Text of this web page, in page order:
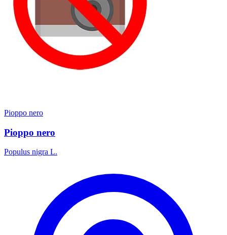
Pioppo nero
Pioppo nero
Populus nigra L.